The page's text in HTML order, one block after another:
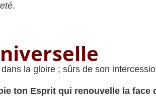
.
la gloire ; sûrs de son
ton Esprit qui renouvelle la face